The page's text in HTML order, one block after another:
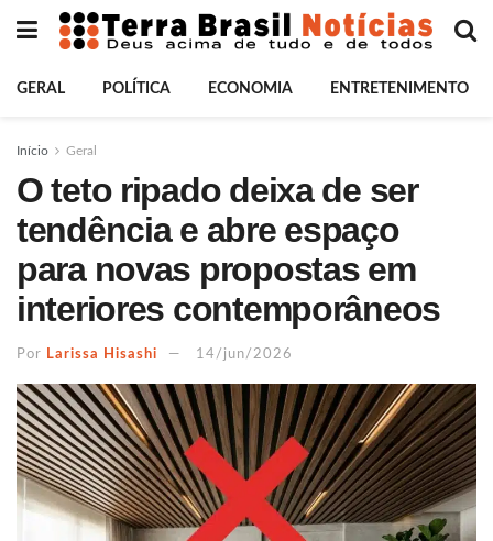
GERAL POLÍTICA ECONOMIA ENTRETENIMENTO
Início Geral
O teto ripado deixa de ser
tendência e abre espaço
para novas propostas em
interiores contemporâneos
Por Larissa Hisashi 14/jun/2026